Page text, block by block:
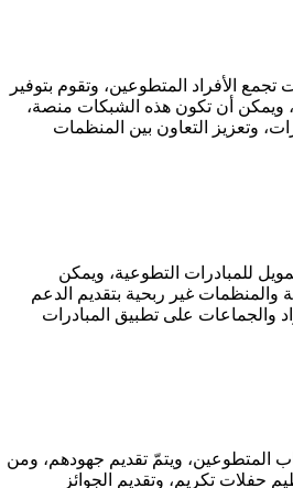
الأفراد المتطوعين، وتقوم بتوفير
ويمكن أن تكون هذه الشبكات منصة،
وتعزيز التعاون بين المنظمات
للمبادرات التطوعية، ويمكن
غير ربحية بتقديم الدعم
والجماعات على تطبيق المبادرات
المتطوعين، ويتمّ تقديم جهودهم، ومن
حفلات تكريم، وتقديم الجوائز